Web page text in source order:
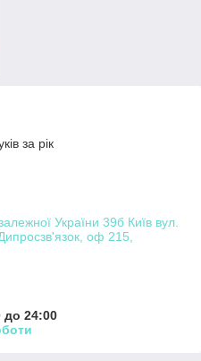
за рік
України 39б Київ вул.
оф 215,
до 24:00